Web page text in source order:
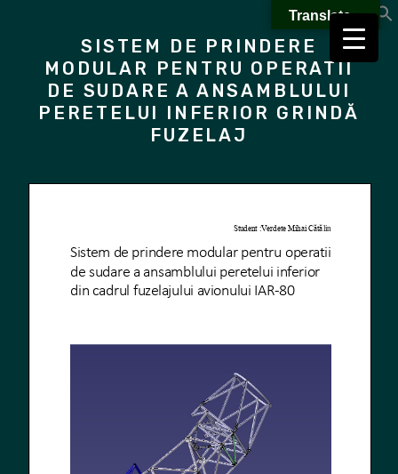
SISTEM DE PRINDERE
MODULAR PENTRU OPERATII
DE SUDARE A ANSAMBLULUI
PERETELUI INFERIOR GRINDĂ
FUZELAJ
Translate »